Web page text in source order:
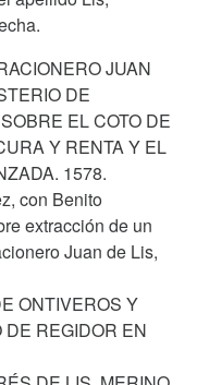
JUAN
DE
EL COTO DE
Y RENTA Y EL
1578.
con Benito
extracción de un
Juan de Lis,
ONTIVEROS Y
REGIDOR EN